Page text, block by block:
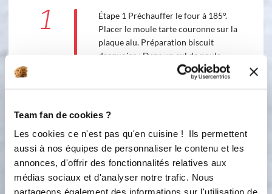
Team fan de cookies ?
Les cookies ce n'est pas qu'en cuisine ! Ils permettent
aussi à nos équipes de personnaliser le contenu et les
annonces, d'offrir des fonctionnalités relatives aux
médias sociaux et d'analyser notre trafic. Nous
partageons également des informations sur l'utilisation de
1
Étape 1 Préchauffer le four à 185°.
Placer le moule tarte couronne sur la
plaque alu. Préparation biscuit
dacquoise : Dans un cul de poule,
mélanger la poudre d'amande, la
farine tamisée et les 60 grammes de
neige avec les 35 grammes de sucre.
d'œuf. A l'aide de la poche à douilles,
garnir le moule tarte couronne sans
oublier de monter légèrement sur les
bords. Cuire à 185° environ 20
minutes en fonction de votre four.